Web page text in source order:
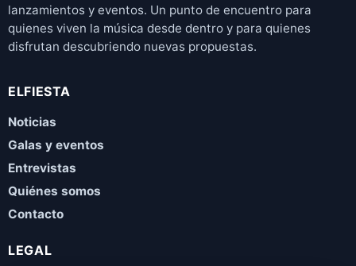
lanzamientos y eventos. Un punto de encuentro para
quienes viven la música desde dentro y para quienes
disfrutan descubriendo nuevas propuestas.
ELFIESTA
Noticias
Galas y eventos
Entrevistas
Quiénes somos
Contacto
LEGAL